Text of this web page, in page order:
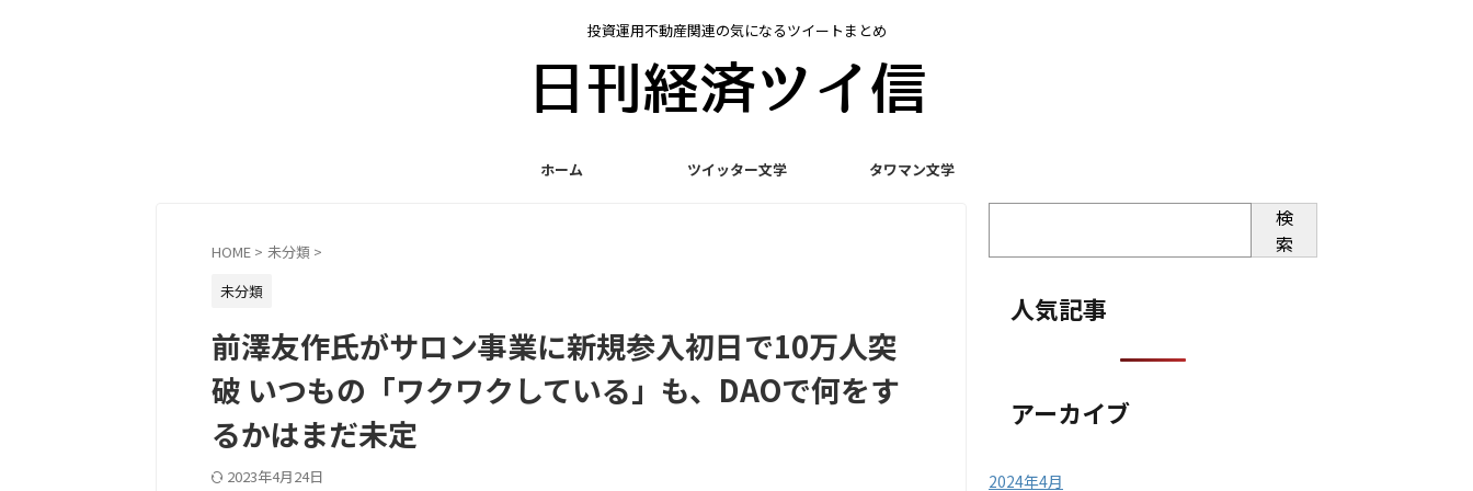
投資運用不動産関連の気になるツイートまとめ
ホーム ツイッター文学 タワマン文学
HOME > 未分類 >
未分類
前澤友作氏がサロン事業に新規参入初日で10万人突
破 いつもの「ワクワクしている」も、DAOで何をす
るかはまだ未定
2023年4月24日
検
索
人気記事
アーカイブ
2024年4月